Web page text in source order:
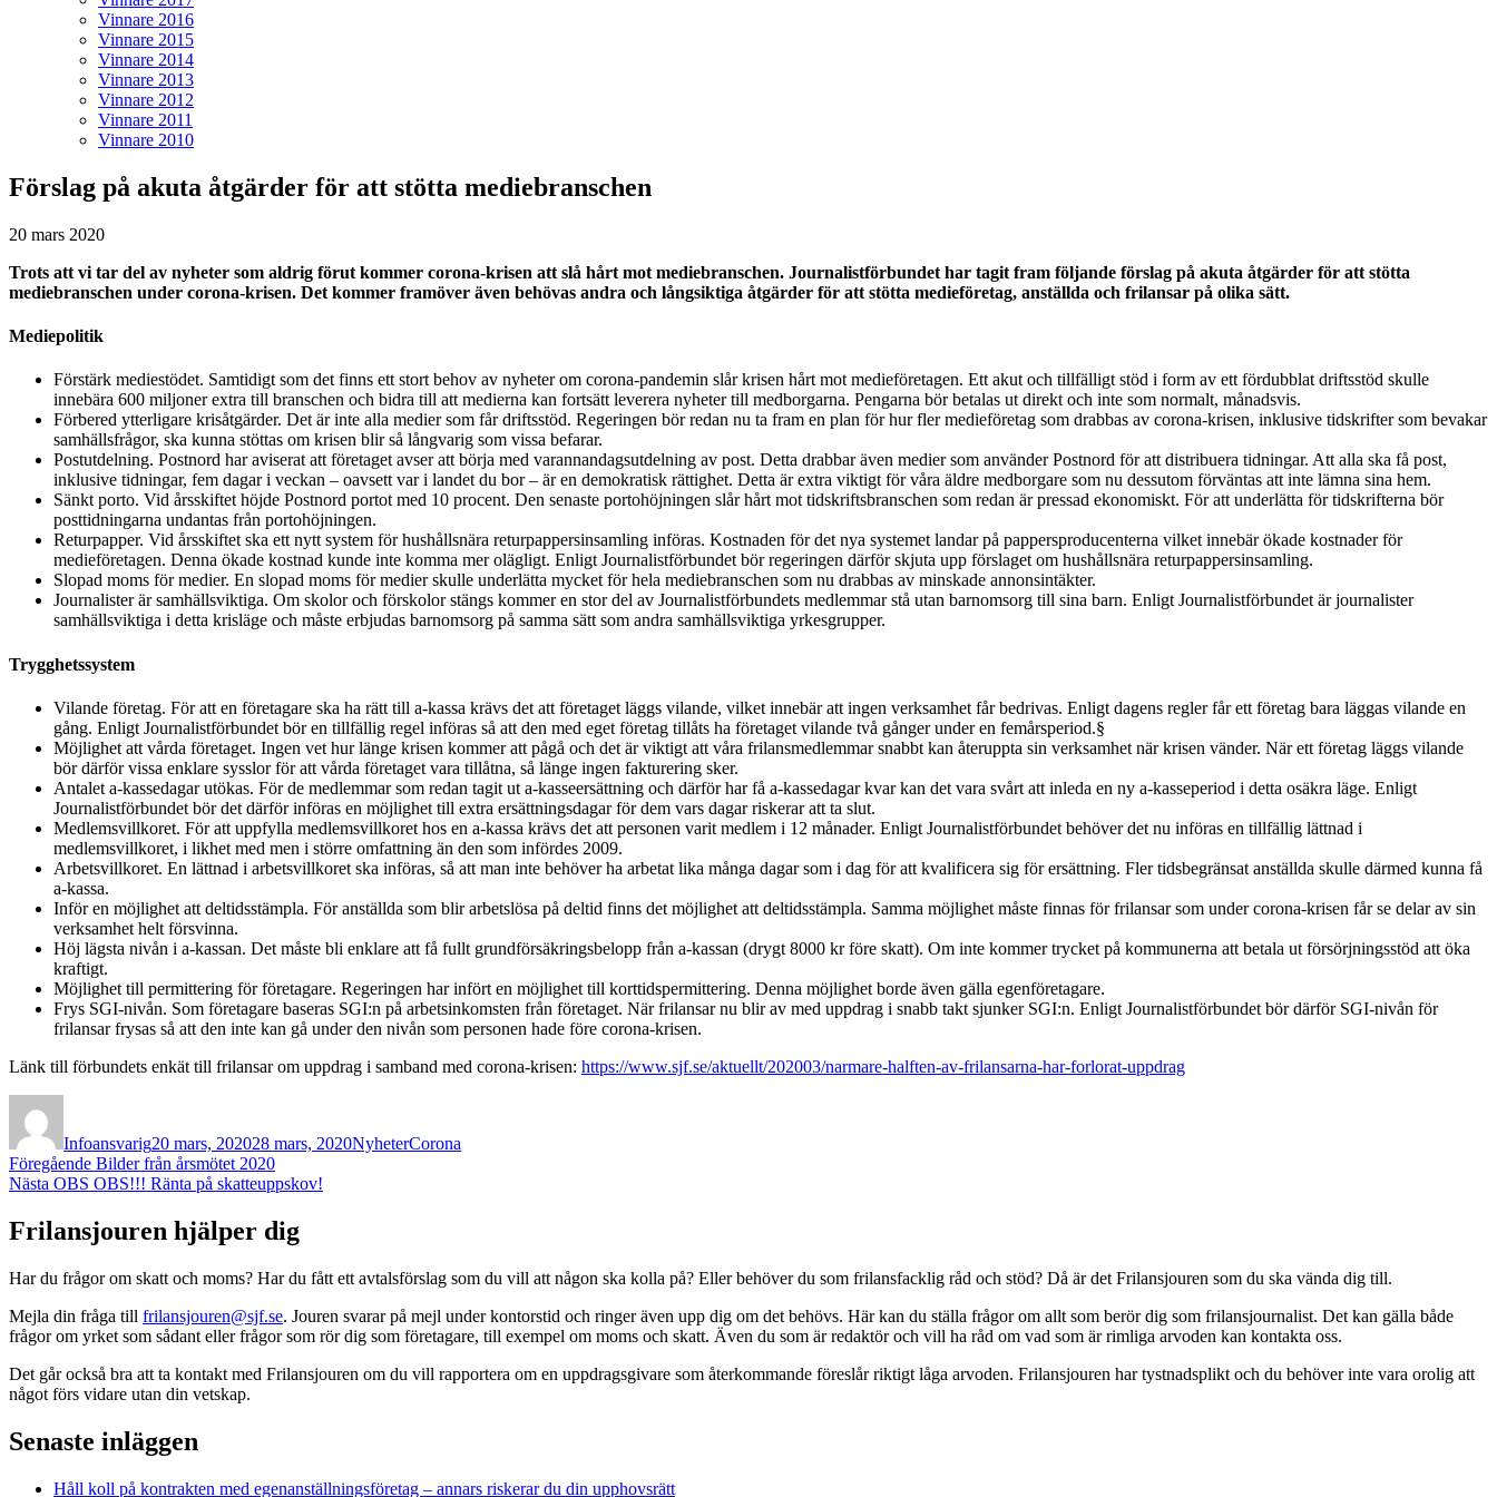
Vinnare 2016
Vinnare 2015
Vinnare 2014
Vinnare 2013
Vinnare 2012
Vinnare 2011
Vinnare 2010
Förslag på akuta åtgärder för att stötta mediebranschen
20 mars 2020
Trots att vi tar del av nyheter som aldrig förut kommer corona-krisen att slå hårt mot mediebranschen. Journalistförbundet har tagit fram följande förslag på akuta åtgärder för att stötta
mediebranschen under corona-krisen. Det kommer framöver även behövas andra och långsiktiga åtgärder för att stötta medieföretag, anställda och frilansar på olika sätt.
Mediepolitik
Förstärk mediestödet. Samtidigt som det finns ett stort behov av nyheter om corona-pandemin slår krisen hårt mot medieföretagen. Ett akut och tillfälligt stöd i form av ett fördubblat driftsstöd skulle
innebära 600 miljoner extra till branschen och bidra till att medierna kan fortsätt leverera nyheter till medborgarna. Pengarna bör betalas ut direkt och inte som normalt, månadsvis.
Förbered ytterligare krisåtgärder. Det är inte alla medier som får driftsstöd. Regeringen bör redan nu ta fram en plan för hur fler medieföretag som drabbas av corona-krisen, inklusive tidskrifter som bevakar
samhällsfrågor, ska kunna stöttas om krisen blir så långvarig som vissa befarar.
Postutdelning. Postnord har aviserat att företaget avser att börja med varannandagsutdelning av post. Detta drabbar även medier som använder Postnord för att distribuera tidningar. Att alla ska få post,
inklusive tidningar, fem dagar i veckan – oavsett var i landet du bor – är en demokratisk rättighet. Detta är extra viktigt för våra äldre medborgare som nu dessutom förväntas att inte lämna sina hem.
Sänkt porto. Vid årsskiftet höjde Postnord portot med 10 procent. Den senaste portohöjningen slår hårt mot tidskriftsbranschen som redan är pressad ekonomiskt. För att underlätta för tidskrifterna bör
posttidningarna undantas från portohöjningen.
Returpapper. Vid årsskiftet ska ett nytt system för hushållsnära returpappersinsamling införas. Kostnaden för det nya systemet landar på pappersproducenterna vilket innebär ökade kostnader för
medieföretagen. Denna ökade kostnad kunde inte komma mer olägligt. Enligt Journalistförbundet bör regeringen därför skjuta upp förslaget om hushållsnära returpappersinsamling.
Slopad moms för medier. En slopad moms för medier skulle underlätta mycket för hela mediebranschen som nu drabbas av minskade annonsintäkter.
Journalister är samhällsviktiga. Om skolor och förskolor stängs kommer en stor del av Journalistförbundets medlemmar stå utan barnomsorg till sina barn. Enligt Journalistförbundet är journalister
samhällsviktiga i detta krisläge och måste erbjudas barnomsorg på samma sätt som andra samhällsviktiga yrkesgrupper.
Trygghetssystem
Vilande företag. För att en företagare ska ha rätt till a-kassa krävs det att företaget läggs vilande, vilket innebär att ingen verksamhet får bedrivas. Enligt dagens regler får ett företag bara läggas vilande en
gång. Enligt Journalistförbundet bör en tillfällig regel införas så att den med eget företag tillåts ha företaget vilande två gånger under en femårsperiod.§
Möjlighet att vårda företaget. Ingen vet hur länge krisen kommer att pågå och det är viktigt att våra frilansmedlemmar snabbt kan återuppta sin verksamhet när krisen vänder. När ett företag läggs vilande
bör därför vissa enklare sysslor för att vårda företaget vara tillåtna, så länge ingen fakturering sker.
Antalet a-kassedagar utökas. För de medlemmar som redan tagit ut a-kasseersättning och därför har få a-kassedagar kvar kan det vara svårt att inleda en ny a-kasseperiod i detta osäkra läge. Enligt
Journalistförbundet bör det därför införas en möjlighet till extra ersättningsdagar för dem vars dagar riskerar att ta slut.
Medlemsvillkoret. För att uppfylla medlemsvillkoret hos en a-kassa krävs det att personen varit medlem i 12 månader. Enligt Journalistförbundet behöver det nu införas en tillfällig lättnad i
medlemsvillkoret, i likhet med men i större omfattning än den som infördes 2009.
Arbetsvillkoret. En lättnad i arbetsvillkoret ska införas, så att man inte behöver ha arbetat lika många dagar som i dag för att kvalificera sig för ersättning. Fler tidsbegränsat anställda skulle därmed kunna få
a-kassa.
Inför en möjlighet att deltidsstämpla. För anställda som blir arbetslösa på deltid finns det möjlighet att deltidsstämpla. Samma möjlighet måste finnas för frilansar som under corona-krisen får se delar av sin
verksamhet helt försvinna.
Höj lägsta nivån i a-kassan. Det måste bli enklare att få fullt grundförsäkringsbelopp från a-kassan (drygt 8000 kr före skatt). Om inte kommer trycket på kommunerna att betala ut försörjningsstöd att öka
kraftigt.
Möjlighet till permittering för företagare. Regeringen har infört en möjlighet till korttidspermittering. Denna möjlighet borde även gälla egenföretagare.
Frys SGI-nivån. Som företagare baseras SGI:n på arbetsinkomsten från företaget. När frilansar nu blir av med uppdrag i snabb takt sjunker SGI:n. Enligt Journalistförbundet bör därför SGI-nivån för
frilansar frysas så att den inte kan gå under den nivån som personen hade före corona-krisen.
Länk till förbundets enkät till frilansar om uppdrag i samband med corona-krisen: https://www.sjf.se/aktuellt/202003/narmare-halften-av-frilansarna-har-forlorat-uppdrag
Infoansvarig20 mars, 202028 mars, 2020NyheterCorona
Inläggsnavigering
Föregående Föregående
inlägg:
Bilder från årsmötet 2020
Nästa Nästa
OBS OBS!!! Ränta på skatteuppskov!
Frilansjouren hjälper dig
Har du frågor om skatt och moms? Har du fått ett avtalsförslag som du vill att någon ska kolla på? Eller behöver du som frilansfacklig råd och stöd? Då är det Frilansjouren som du ska vända dig till.
Mejla din fråga till frilansjouren@sjf.se. Jouren svarar på mejl under kontorstid och ringer även upp dig om det behövs. Här kan du ställa frågor om allt som berör dig som frilansjournalist. Det kan gälla både
frågor om yrket som sådant eller frågor som rör dig som företagare, till exempel om moms och skatt. Även du som är redaktör och vill ha råd om vad som är rimliga arvoden kan kontakta oss.
Det går också bra att ta kontakt med Frilansjouren om du vill rapportera om en uppdragsgivare som återkommande föreslår riktigt låga arvoden. Frilansjouren har tystnadsplikt och du behöver inte vara orolig att
något förs vidare utan din vetskap.
Senaste inläggen
Håll koll på kontrakten med egenanställningsföretag – annars riskerar du din upphovsrätt